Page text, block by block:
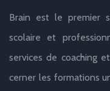
Brain est le premier
scolaire et
services de coaching
cerner les formations